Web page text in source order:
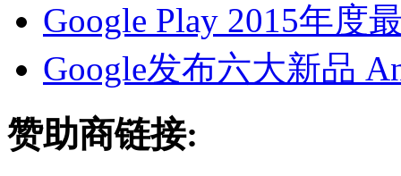
Google Play 2015年度
Google发布六大新品
赞助商链接: